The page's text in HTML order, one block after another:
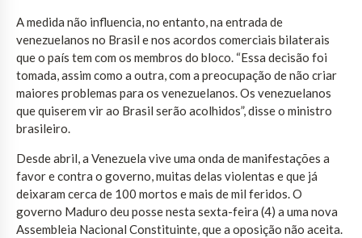
A medida não influencia, no entanto, na entrada de
venezuelanos no Brasil e nos acordos comerciais bilaterais
que o país tem com os membros do bloco. “Essa decisão foi
tomada, assim como a outra, com a preocupação de não criar
maiores problemas para os venezuelanos. Os venezuelanos
que quiserem vir ao Brasil serão acolhidos”, disse o ministro
brasileiro.
Desde abril, a Venezuela vive uma onda de manifestações a
favor e contra o governo, muitas delas violentas e que já
deixaram cerca de 100 mortos e mais de mil feridos. O
governo Maduro deu posse nesta sexta-feira (4) a uma nova
Assembleia Nacional Constituinte, que a oposição não aceita.